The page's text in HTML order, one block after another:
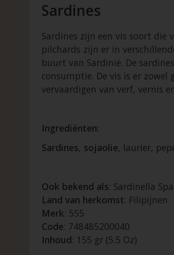
Sardines
Sardines zijn een vis soort die
pilchards zijn er in
buurt van Sardinië. De
consumptie. De vis is er
vervaardigen van verf, vernis
Ingrediënten:
Sardines, sojaolie, laurier,
Ook bekend als: Sardinella
Land van herkomst: Filipijnen
Merk: 555
Code: 748485200040
Inhoud: 155 gr (5.5 Oz)